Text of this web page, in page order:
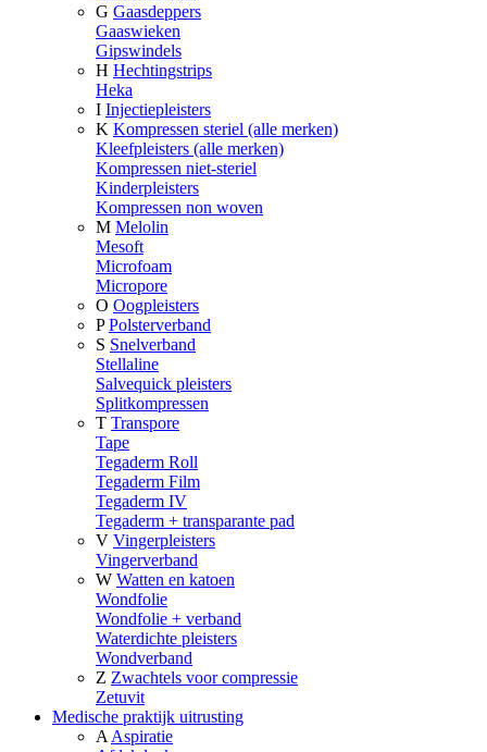
G Gaasdeppers
Gaaswieken
Gipswindels
H Hechtingstrips
Heka
I Injectiepleisters
K Kompressen steriel (alle merken)
Kleefpleisters (alle merken)
Kompressen niet-steriel
Kinderpleisters
Kompressen non woven
M Melolin
Mesoft
Microfoam
Micropore
O Oogpleisters
P Polsterverband
S Snelverband
Stellaline
Salvequick pleisters
Splitkompressen
T Transpore
Tape
Tegaderm Roll
Tegaderm Film
Tegaderm IV
Tegaderm + transparante pad
V Vingerpleisters
Vingerverband
W Watten en katoen
Wondfolie
Wondfolie + verband
Waterdichte pleisters
Wondverband
Z Zwachtels voor compressie
Zetuvit
Medische praktijk uitrusting
A Aspiratie